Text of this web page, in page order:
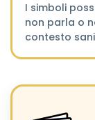
I simboli
non parla o
contesto